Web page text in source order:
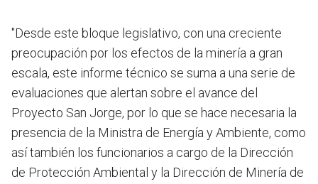
"Desde este bloque legislativo, con una creciente
preocupación por los efectos de la minería a gran
escala, este informe técnico se suma a una serie de
evaluaciones que alertan sobre el avance del
Proyecto San Jorge, por lo que se hace necesaria la
presencia de la Ministra de Energía y Ambiente, como
así también los funcionarios a cargo de la Dirección
de Protección Ambiental y la Dirección de Minería de